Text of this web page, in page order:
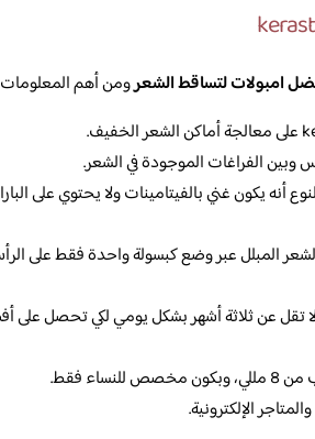
امبولات لتساقط الشعرومن أهم
الفراغات الموجودة في الشعر.
أنه يكون غني بالفيتامينات ولا يحتوي على
المبلل عبر وضع كبسولة واحدة فقط على
تقل عن ثلاثة أشهر بشكل يومي لكي تحصل على
فقط.
الإلكترونية.